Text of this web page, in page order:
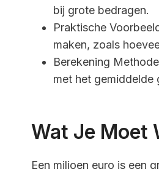
bij grote bedragen.
Praktische
maken, zoals
Berekening
met het gemiddelde
Wat Je Moet
Een miljoen euro is een